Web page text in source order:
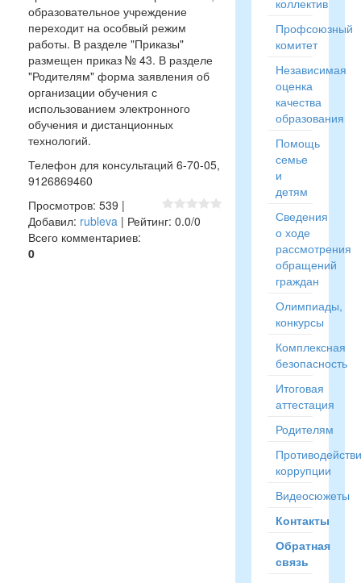
образовательное учреждение
переходит на особвый режим
работы. В разделе "Приказы"
размещен приказ № 43. В разделе
"Родителям" форма заявления об
организации обучения с
использованием электронного
обучения и дистанционных
технологий.
Телефон для консультаций 6-70-05,
9126869460
Просмотров: 539 |
Добавил: rubleva | Рейтинг: 0.0/0
Всего комментариев:
0
коллектив
Профсоюзный
комитет
Независимая
оценка
качества
образования
Помощь
семье
и
детям
Сведения
о ходе
рассмотрения
обращений
граждан
Олимпиады,
конкурсы
Комплексная
безопасность
Итоговая
аттестация
Родителям
коррупции
Видеосюжеты
Контакты
Обратная
связь